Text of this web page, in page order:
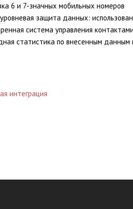
6 и 7-значных мобильных номеров
защита данных:
система управления контактами
статистика по внесенным данным
интеграция